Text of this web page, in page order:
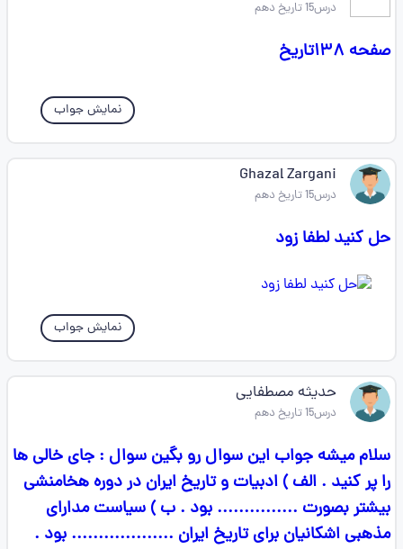
درس15 تاریخ دهم
صفحه ۱۳۸تاریخ
نمایش جواب
Ghazal Zargani
درس15 تاریخ دهم
حل کنید لطفا زود
نمایش جواب
حدیثه مصطفایی
درس15 تاریخ دهم
سلام میشه جواب این سوال رو بگین سوال : جای خالی ها
را پر کنید . الف ) ادبیات و تاریخ ایران در دوره هخامنشی
بیشتر بصورت ............... بود . ب ) سیاست مدارای
مذهبی اشکانیان برای تاریخ ایران ................... بود .